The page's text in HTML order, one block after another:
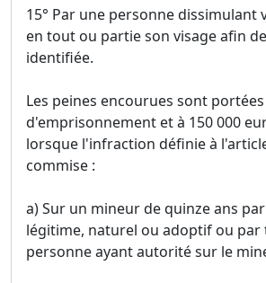
15° Par une personne
en tout ou partie son visage afin
identifiée.
Les peines encourues sont
d'emprisonnement et à 150 000
lorsque l'infraction définie à
commise :
a) Sur un mineur de quinze ans
légitime, naturel ou adoptif ou
personne ayant autorité sur le